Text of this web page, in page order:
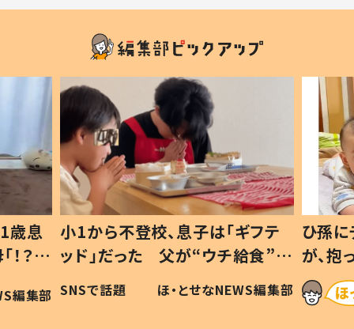
歳息
？」
編集部
小1から不登校、息子は「ギフテ
ッド」だった 父が“ウチ給食”を
作り続ける理由とは #令和の親
#令和の子
SNSで話題 ほ・とせなNEWS編集部
ひ孫
が、
「涙が
い」